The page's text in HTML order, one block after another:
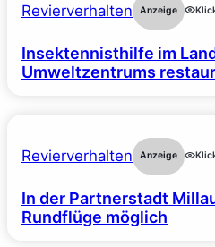
Revierverhalten Anzeige
Insektennisthilfe im
Umweltzentrums
Revierverhalten Anzeige
In der Partnerstadt
Rundflüge möglich